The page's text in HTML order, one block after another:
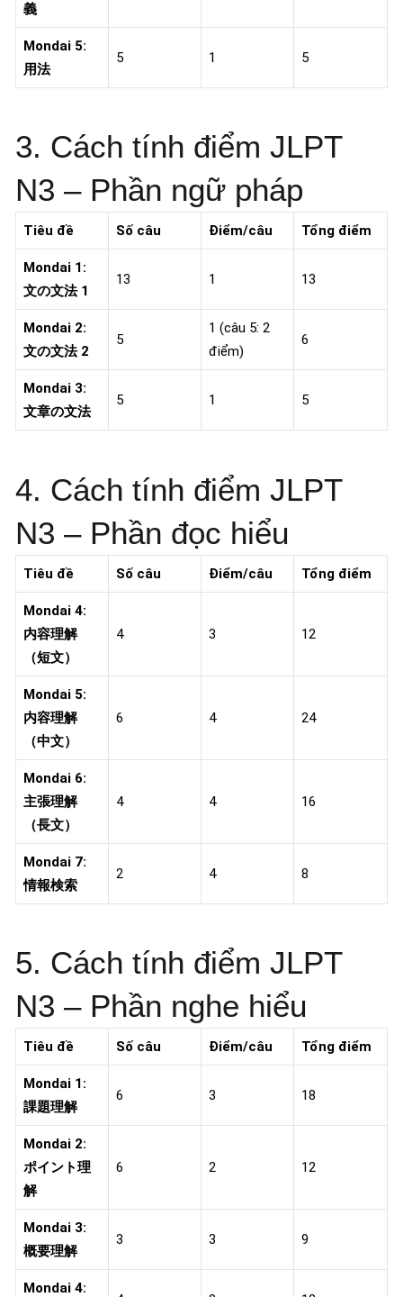
義
Mondai 5:
用法
5 1 5
3. Cách tính điểm JLPT
N3 – Phần ngữ pháp
Tiêu đề Số câu Điểm/câu Tổng điểm
Mondai 1:
文の文法 1
13 1 13
Mondai 2:
文の文法 2
5
1 (câu 5: 2
điểm)
6
Mondai 3:
文章の文法
5 1 5
4. Cách tính điểm JLPT
N3 – Phần đọc hiểu
Tiêu đề Số câu Điểm/câu Tổng điểm
Mondai 4:
内容理解
（短文）
4 3 12
Mondai 5:
内容理解
（中文）
6 4 24
Mondai 6:
主張理解
（長文）
4 4 16
Mondai 7:
情報検索
2 4 8
5. Cách tính điểm JLPT
N3 – Phần nghe hiểu
Tiêu đề Số câu Điểm/câu Tổng điểm
Mondai 1:
課題理解
6 3 18
Mondai 2:
ポイント理
解
6 2 12
Mondai 3:
概要理解
3 3 9
Mondai 4: